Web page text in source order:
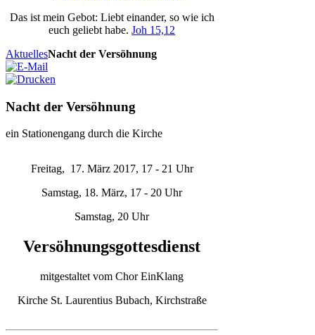
Das ist mein Gebot: Liebt einander, so wie ich
euch geliebt habe.Joh 15,12
AktuellesNacht der Versöhnung
Nacht der Versöhnung
ein Stationengang durch die Kirche
Freitag, 17. März 2017, 17 - 21 Uhr
Samstag, 18. März, 17 - 20 Uhr
Samstag, 20 Uhr
Versöhnungsgottesdienst
mitgestaltet vom Chor EinKlang
Kirche St. Laurentius Bubach, Kirchstraße